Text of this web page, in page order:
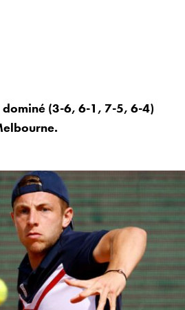
(3-6, 6-1, 7-5, 6-4)